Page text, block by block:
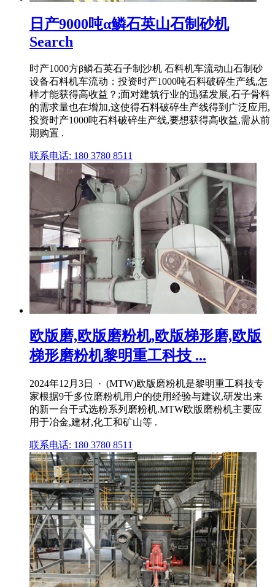
日产9000吨α鳞石英山石制砂机
Search
时产1000方β鳞石英石子制沙机 石料机车流动山石制砂
设备石料机车流动：投资时产1000吨石料破碎生产线,怎
样才能获得高收益？;面对建筑行业的迅猛发展,石子骨料
的需求量也在增加,这使得石料破碎生产线得到广泛应用,
投资时产1000吨石料破碎生产线,要想获得高收益,需从前
期购置 .
联系电话: 180 3780 8511
欧版磨,欧版磨粉机,欧版梯形磨,欧版
梯形磨粉机黎明重工科技 ...
2024年12月3日 · (MTW)欧版磨粉机是黎明重工科技专
家根据9千多位磨粉机用户的使用经验与建议,研发出来
的新一台干式选粉系列磨粉机.MTW欧版磨粉机主要应
用于冶金,建材,化工和矿山等 .
联系电话: 180 3780 8511